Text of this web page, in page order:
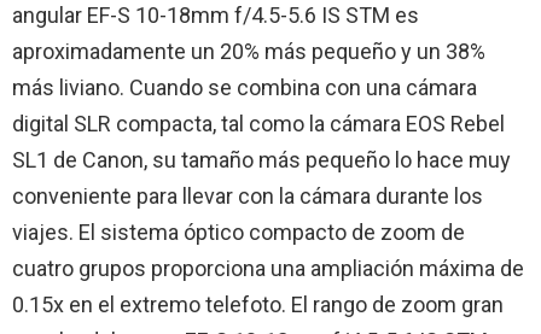
angular EF-S 10-18mm f/4.5-5.6 IS STM es
aproximadamente un 20% más pequeño y un 38%
más liviano. Cuando se combina con una cámara
digital SLR compacta, tal como la cámara EOS Rebel
SL1 de Canon, su tamaño más pequeño lo hace muy
conveniente para llevar con la cámara durante los
viajes. El sistema óptico compacto de zoom de
cuatro grupos proporciona una ampliación máxima de
0.15x en el extremo telefoto. El rango de zoom gran